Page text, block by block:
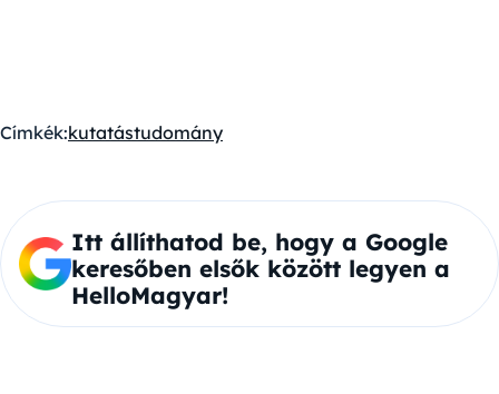
Címkék:kutatástudomány
Itt állíthatod be, hogy a Google
keresőben elsők között legyen a
HelloMagyar!